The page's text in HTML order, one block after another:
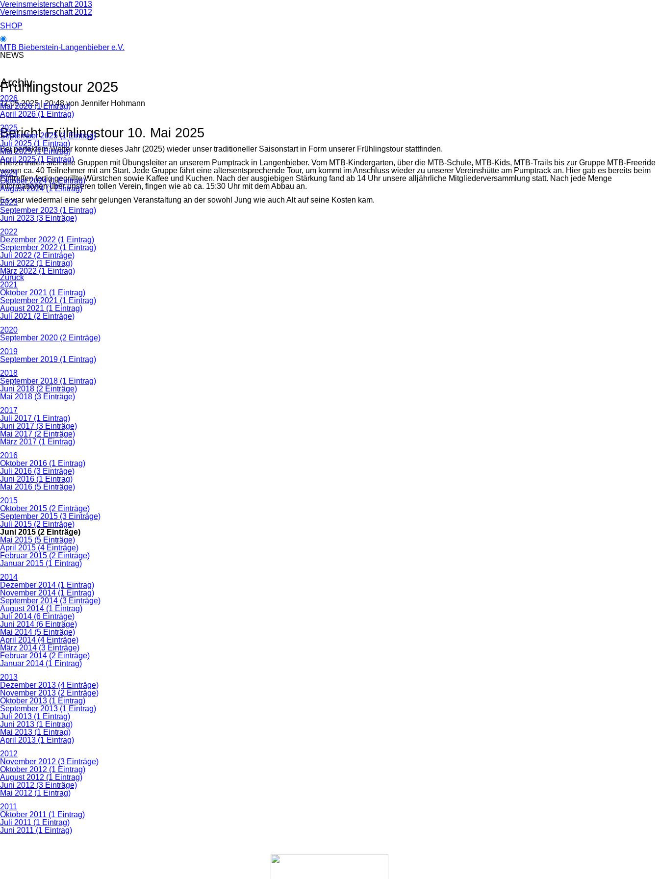
Vereinsmeisterschaft 2013
Vereinsmeisterschaft 2012
SHOP
MTB Bieberstein-Langenbieber e.V.
NEWS
Frühlingstour 2025
11.05.2025 | 20:48von Jennifer Hohmann
Bericht Frühlingstour 10. Mai 2025
Bei perfektem Wetter konnte dieses Jahr (2025) wieder unser traditioneller Saisonstart in Form unserer Frühlingstour stattfinden.
Hierzu trafen sich alle Gruppen mit Übungsleiter an unserem Pumptrack in Langenbieber. Vom MTB-Kindergarten, über die MTB-Schule, MTB-Kids, MTB-Trails bis zur Gruppe MTB-Freeride
waren ca. 40 Teilnehmer mit am Start. Jede Gruppe fährt eine altersentsprechende Tour, um kommt im Anschluss wieder zu unserer Vereinshütte am Pumptrack an. Hier gab es bereits beim
Eintreffen fertig gegrillte Würstchen sowie Kaffee und Kuchen. Nach der ausgiebigen Stärkung fand ab 14 Uhr unsere alljährliche Mitgliederversammlung statt. Nach jede Menge
Informationen über unseren tollen Verein, fingen wie ab ca. 15:30 Uhr mit dem Abbau an.
Es war wiedermal eine sehr gelungen Veranstaltung an der sowohl Jung wie auch Alt auf seine Kosten kam.
Zurück
Archiv
2026
Mai 2026 (1 Eintrag)
April 2026 (1 Eintrag)
2025
September 2025 (1 Eintrag)
Juli 2025 (1 Eintrag)
Mai 2025 (1 Eintrag)
April 2025 (1 Eintrag)
2024
Oktober 2024 (1 Eintrag)
August 2024 (1 Eintrag)
2023
September 2023 (1 Eintrag)
Juni 2023 (3 Einträge)
2022
Dezember 2022 (1 Eintrag)
September 2022 (1 Eintrag)
Juli 2022 (2 Einträge)
Juni 2022 (1 Eintrag)
März 2022 (1 Eintrag)
2021
Oktober 2021 (1 Eintrag)
September 2021 (1 Eintrag)
August 2021 (1 Eintrag)
Juli 2021 (2 Einträge)
2020
September 2020 (2 Einträge)
2019
September 2019 (1 Eintrag)
2018
September 2018 (1 Eintrag)
Juni 2018 (2 Einträge)
Mai 2018 (3 Einträge)
2017
Juli 2017 (1 Eintrag)
Juni 2017 (3 Einträge)
Mai 2017 (2 Einträge)
März 2017 (1 Eintrag)
2016
Oktober 2016 (1 Eintrag)
Juli 2016 (3 Einträge)
Juni 2016 (1 Eintrag)
Mai 2016 (5 Einträge)
2015
Oktober 2015 (2 Einträge)
September 2015 (3 Einträge)
Juli 2015 (2 Einträge)
Juni 2015 (2 Einträge)
Mai 2015 (5 Einträge)
April 2015 (4 Einträge)
Februar 2015 (2 Einträge)
Januar 2015 (1 Eintrag)
2014
Dezember 2014 (1 Eintrag)
November 2014 (1 Eintrag)
September 2014 (3 Einträge)
August 2014 (1 Eintrag)
Juli 2014 (6 Einträge)
Juni 2014 (6 Einträge)
Mai 2014 (5 Einträge)
April 2014 (4 Einträge)
März 2014 (3 Einträge)
Februar 2014 (2 Einträge)
Januar 2014 (1 Eintrag)
2013
Dezember 2013 (4 Einträge)
November 2013 (2 Einträge)
Oktober 2013 (1 Eintrag)
September 2013 (1 Eintrag)
Juli 2013 (1 Eintrag)
Juni 2013 (1 Eintrag)
Mai 2013 (1 Eintrag)
April 2013 (1 Eintrag)
2012
November 2012 (3 Einträge)
Oktober 2012 (1 Eintrag)
August 2012 (1 Eintrag)
Juni 2012 (3 Einträge)
Mai 2012 (1 Eintrag)
2011
Oktober 2011 (1 Eintrag)
Juli 2011 (1 Eintrag)
Juni 2011 (1 Eintrag)